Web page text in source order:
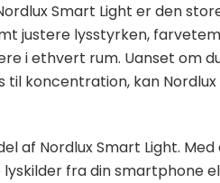
Smart Light er den
justere lysstyrken,
i ethvert rum. Uanset om
koncentration, kan
af Nordlux Smart Light.
fra din smartphone